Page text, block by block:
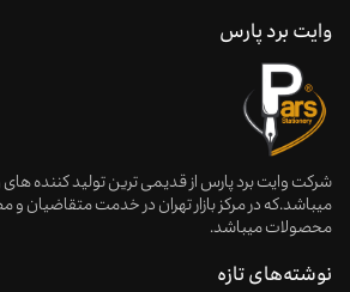
وایت برد پارس
شرکت وایت برد پارس از قدیمی ترین تولید کننده های
میباشد.که در مرکز بازار تهران در خدمت متقاضیان و
محصولات میباشد.
نوشته‌های تازه